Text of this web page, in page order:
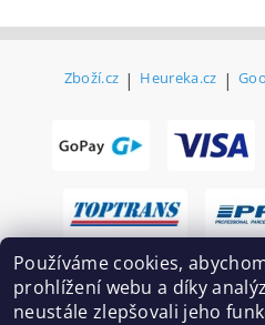
Zboží.cz | Heureka.cz |
Používáme cookies,
prohlížení webu a díky
neustále zlepšovali jeho